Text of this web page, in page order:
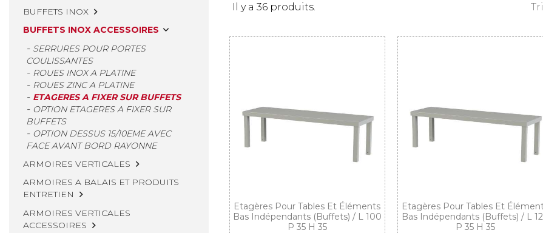
BUFFETS INOX 
BUFFETS INOX ACCESSOIRES 
SERRURES POUR PORTES
COULISSANTES
ROUES INOX A PLATINE
ROUES ZINC A PLATINE
ETAGERES A FIXER SUR BUFFETS
OPTION ETAGERES A FIXER SUR
BUFFETS
OPTION DESSUS 15/10EME AVEC
FACE AVANT BORD RAYONNE
ARMOIRES VERTICALES 
ARMOIRES A BALAIS ET PRODUITS
ENTRETIEN

ARMOIRES VERTICALES
ACCESSOIRES 
Il y a 36 produits.
Etagères Pour Tables Et Éléments
Bas Indépendants (buffets) / L 100
P 35 H 35
Etagères Pour Tables Et
Bas Indépendants (buffets) / L
P 35 H 35